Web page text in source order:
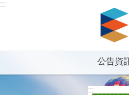
跳到主要內容區塊
:::
公告資
:::